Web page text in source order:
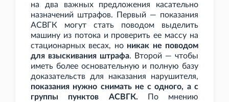
на два важных предложения касательно
назначений штрафов. Первый — показания
АСВГК могут стать поводом выделить
машину из потока и проверить ее массу на
стационарных весах, но никак не поводом
для взыскивания штрафа. Второй — чтобы
иметь более основательную и полную базу
доказательств для наказания нарушителя,
показания нужно снимать не с одного, а с
группы пунктов АСВГК. По мнению